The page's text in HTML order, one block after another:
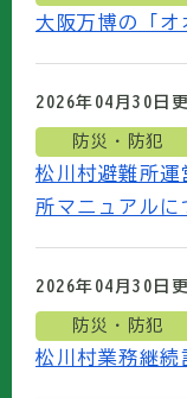
大阪万博の「オ
2026年04月30日
防災・防犯
松川村避難所運
所マニュアルに
2026年04月30日
防災・防犯
松川村業務継続